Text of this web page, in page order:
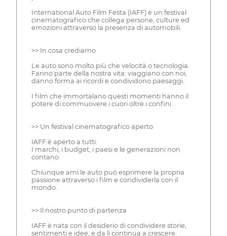
International Auto Film Festa (IAFF) è un festival
cinematografico che collega persone, culture ed
emozioni attraverso la presenza di automobili.
>> In cosa crediamo
Le auto sono molto più che velocità o tecnologia.
Fanno parte della nostra vita: viaggiano con noi,
danno forma ai ricordi e condividono paesaggi.
I film che immortalano questi momenti hanno il
potere di commuovere i cuori oltre i confini.
>> Un festival cinematografico aperto
IAFF è aperto a tutti.
I marchi, i budget, i paesi e le generazioni non
contano.
Chiunque ami le auto può esprimere la propria
passione attraverso i film e condividerla con il
mondo.
>> Il nostro punto di partenza
IAFF è nata con il desiderio di condividere storie,
sentimenti e idee, e da lì continua a crescere.